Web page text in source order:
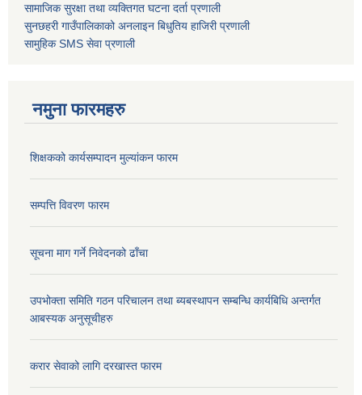
सामाजिक सुरक्षा तथा व्यक्तिगत घटना दर्ताप्रणाली
सुनछहरी गाउँपालिकाको अनलाइन बिधुतिय हाजिरी प्रणाली
सामुहिकSMS सेवाप्रणाली
नमुना फारमहरु
शिक्षकको कार्यसम्पादन मुल्यांकन फारम
सम्पत्ति विवरण फारम
सूचना माग गर्ने निवेदनको ढाँचा
उपभोक्ता समिति गठन परिचालन तथा ब्यबस्थापन सम्बन्धि कार्यबिधि अन्तर्गत
आबस्यक अनुसूचीहरु
करार सेवाको लागि दरखास्त फारम